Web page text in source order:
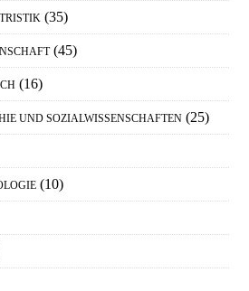
(35)
(45)
(16)
UND SOZIALWISSENSCHAFTEN (25)
(10)